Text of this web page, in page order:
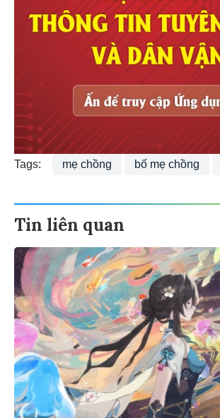
Tags: mẹ chồng bố mẹ chồng
Tin liên quan